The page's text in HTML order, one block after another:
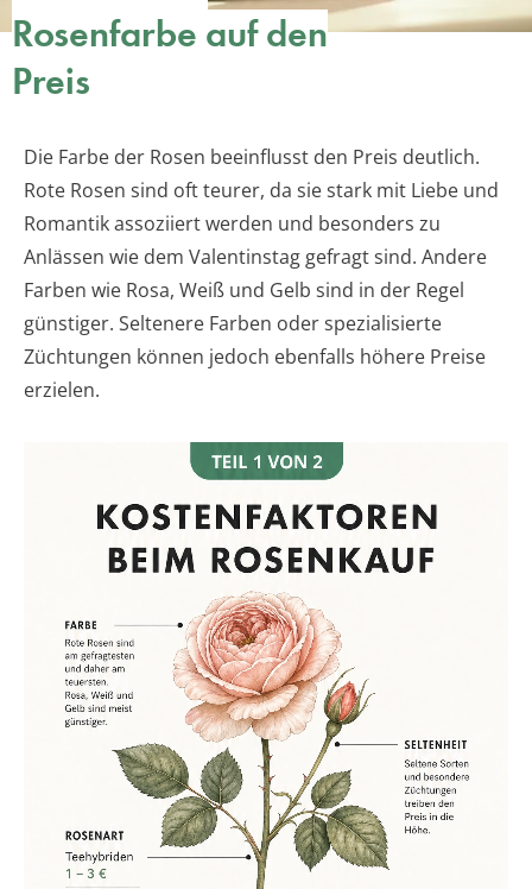
Rosenfarbe auf den
Preis
Die Farbe der Rosen beeinflusst den Preis deutlich.
Rote Rosen sind oft teurer, da sie stark mit Liebe und
Romantik assoziiert werden und besonders zu
Anlässen wie dem Valentinstag gefragt sind. Andere
Farben wie Rosa, Weiß und Gelb sind in der Regel
günstiger. Seltenere Farben oder spezialisierte
Züchtungen können jedoch ebenfalls höhere Preise
erzielen.